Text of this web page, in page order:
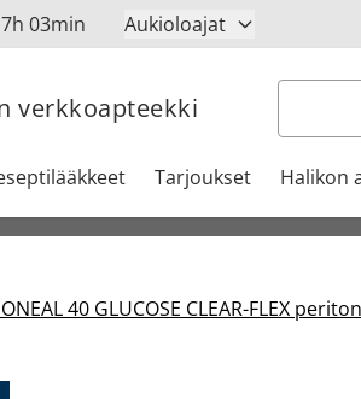
03min Aukioloajat
verkkoapteekki Haku
Tarjoukset Halikon
40 GLUCOSE CLEAR-FLEX